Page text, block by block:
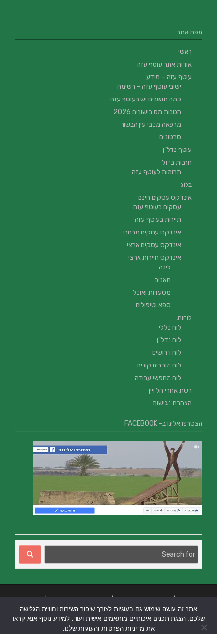
מפת אתר
ראשי
אודות אתר עוטף עזה
עוטף עזה – מידע
ישובי עוטף עזה – רשימה
כמה תושבים יש בעוטף עזה
הטבות מס בישובים 2026
מרפאה מכבי עין הבשור
סרטונים
עוטף נדל”ן
חרבות ברזל
תרומות לעוטף עזה
בלוג
אינדקס עסקים חינם
עסקים בעוטף עזה
תיירות בעוטף עזה
אינדקס עסקים מרחבי
אינדקס עסקים ארצי
אינדקס תיירות ארצי
לינה
חאנים
מסעדות ואוכל
ספא וטיפולים
לוחות
לוח כללי
לוח נדל"ן
לוח דרושים
לוח מוכרים קונים
לוח מחפשי עבודה
רשת אתרי הלוויין
הצהרת נגישות
הצטרפו אלינו ב- FACEBOOK
בבאר שבע |
אתר זה עושה שימוש גם בעוגיות לצורך שיפור השירות וחוויית הגלישה
שלכם, הצגת תכנים איכותיים מותאמים אישית ועוד. למידע נוסף אנא קראו
את מדיניות הפרטיות והעוגיות שלנו.